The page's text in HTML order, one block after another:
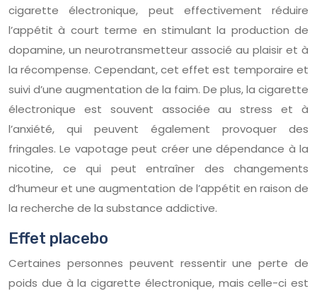
cigarette électronique, peut effectivement réduire
l’appétit à court terme en stimulant la production de
dopamine, un neurotransmetteur associé au plaisir et à
la récompense. Cependant, cet effet est temporaire et
suivi d’une augmentation de la faim. De plus, la cigarette
électronique est souvent associée au stress et à
l’anxiété, qui peuvent également provoquer des
fringales. Le vapotage peut créer une dépendance à la
nicotine, ce qui peut entraîner des changements
d’humeur et une augmentation de l’appétit en raison de
la recherche de la substance addictive.
Effet placebo
Certaines personnes peuvent ressentir une perte de
poids due à la cigarette électronique, mais celle-ci est